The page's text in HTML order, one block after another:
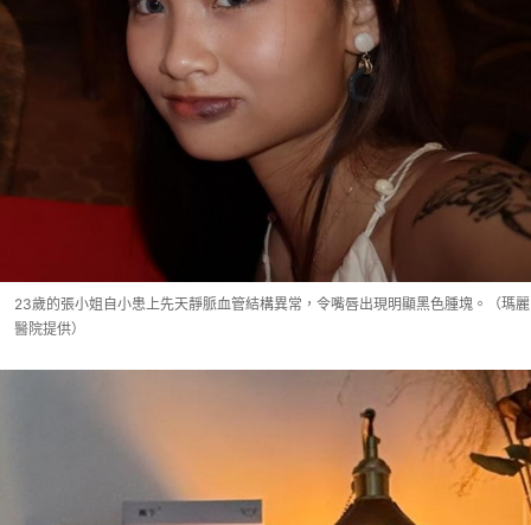
23歲的張小姐自小患上先天靜脈血管結構異常，令嘴唇出現明顯黑色腫塊。（瑪麗
醫院提供）